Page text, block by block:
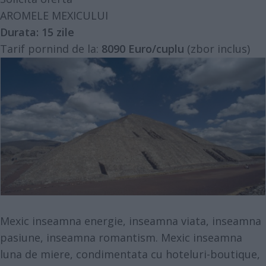
AROMELE MEXICULUI
Durata: 15 zile
Tarif pornind de la: 8090 Euro/cuplu (zbor inclus)
Mexic inseamna energie, inseamna viata, inseamna
pasiune, inseamna romantism. Mexic inseamna
luna de miere, condimentata cu hoteluri-boutique,